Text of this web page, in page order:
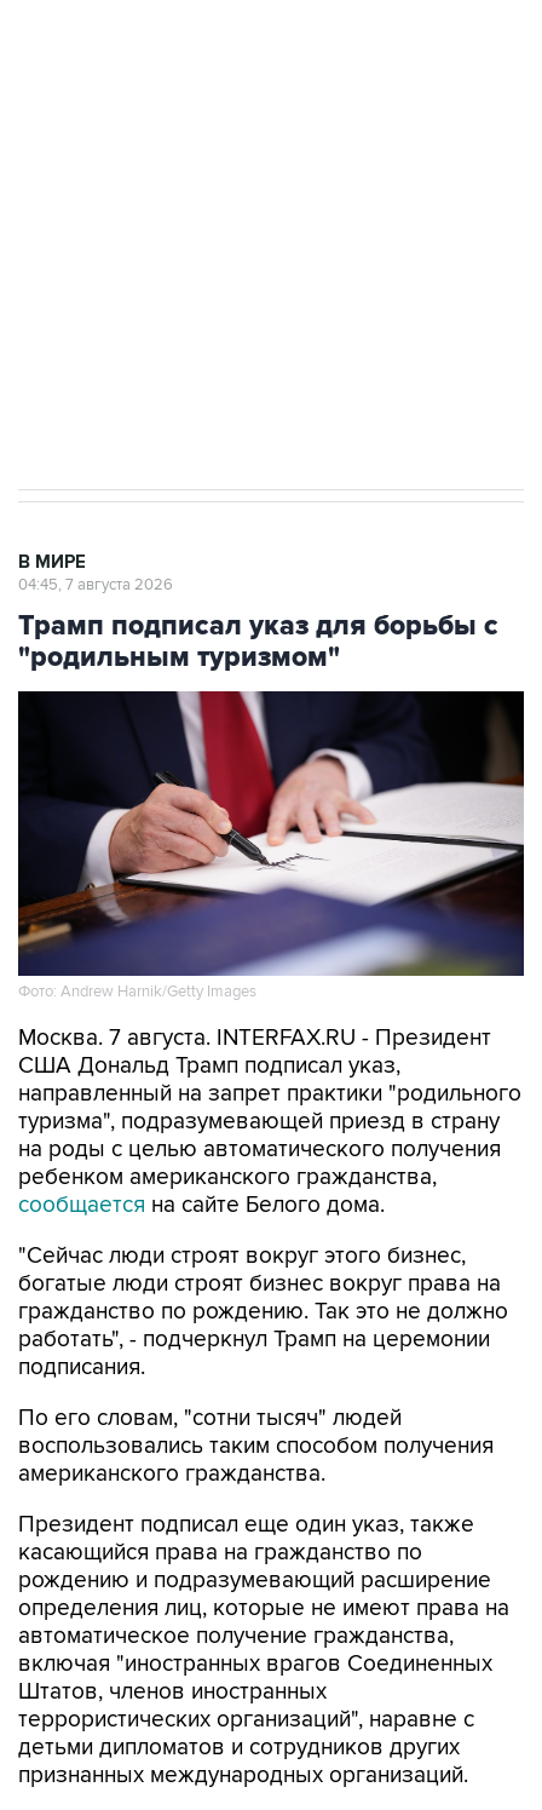
В МИРЕ
04:45, 7 августа 2026
Трамп подписал указ для борьбы с
"родильным туризмом"
Фото: Andrew Harnik/Getty Images
Москва. 7 августа. INTERFAX.RU - Президент
США Дональд Трамп подписал указ,
направленный на запрет практики "родильного
туризма", подразумевающей приезд в страну
на роды с целью автоматического получения
ребенком американского гражданства,
сообщается на сайте Белого дома.
"Сейчас люди строят вокруг этого бизнес,
богатые люди строят бизнес вокруг права на
гражданство по рождению. Так это не должно
работать", - подчеркнул Трамп на церемонии
подписания.
По его словам, "сотни тысяч" людей
воспользовались таким способом получения
американского гражданства.
Президент подписал еще один указ, также
касающийся права на гражданство по
рождению и подразумевающий расширение
определения лиц, которые не имеют права на
автоматическое получение гражданства,
включая "иностранных врагов Соединенных
Штатов, членов иностранных
террористических организаций", наравне с
детьми дипломатов и сотрудников других
признанных международных организаций.